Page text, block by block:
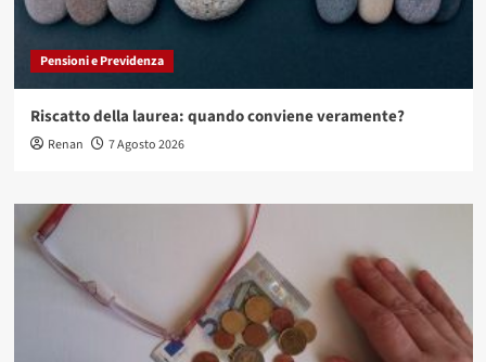
Pensioni e Previdenza
Riscatto della laurea: quando conviene veramente?
Renan 7 Agosto 2026